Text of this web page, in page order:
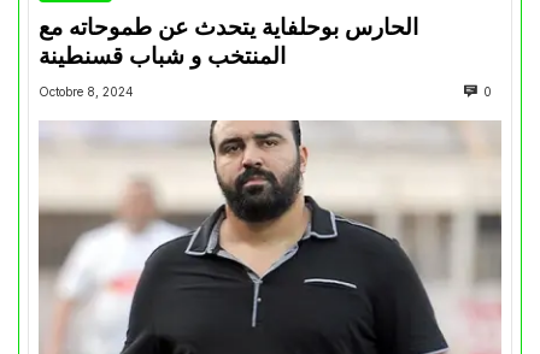
الحارس بوحلفاية يتحدث عن طموحاته مع
المنتخب و شباب قسنطينة
Octobre 8, 2024 0